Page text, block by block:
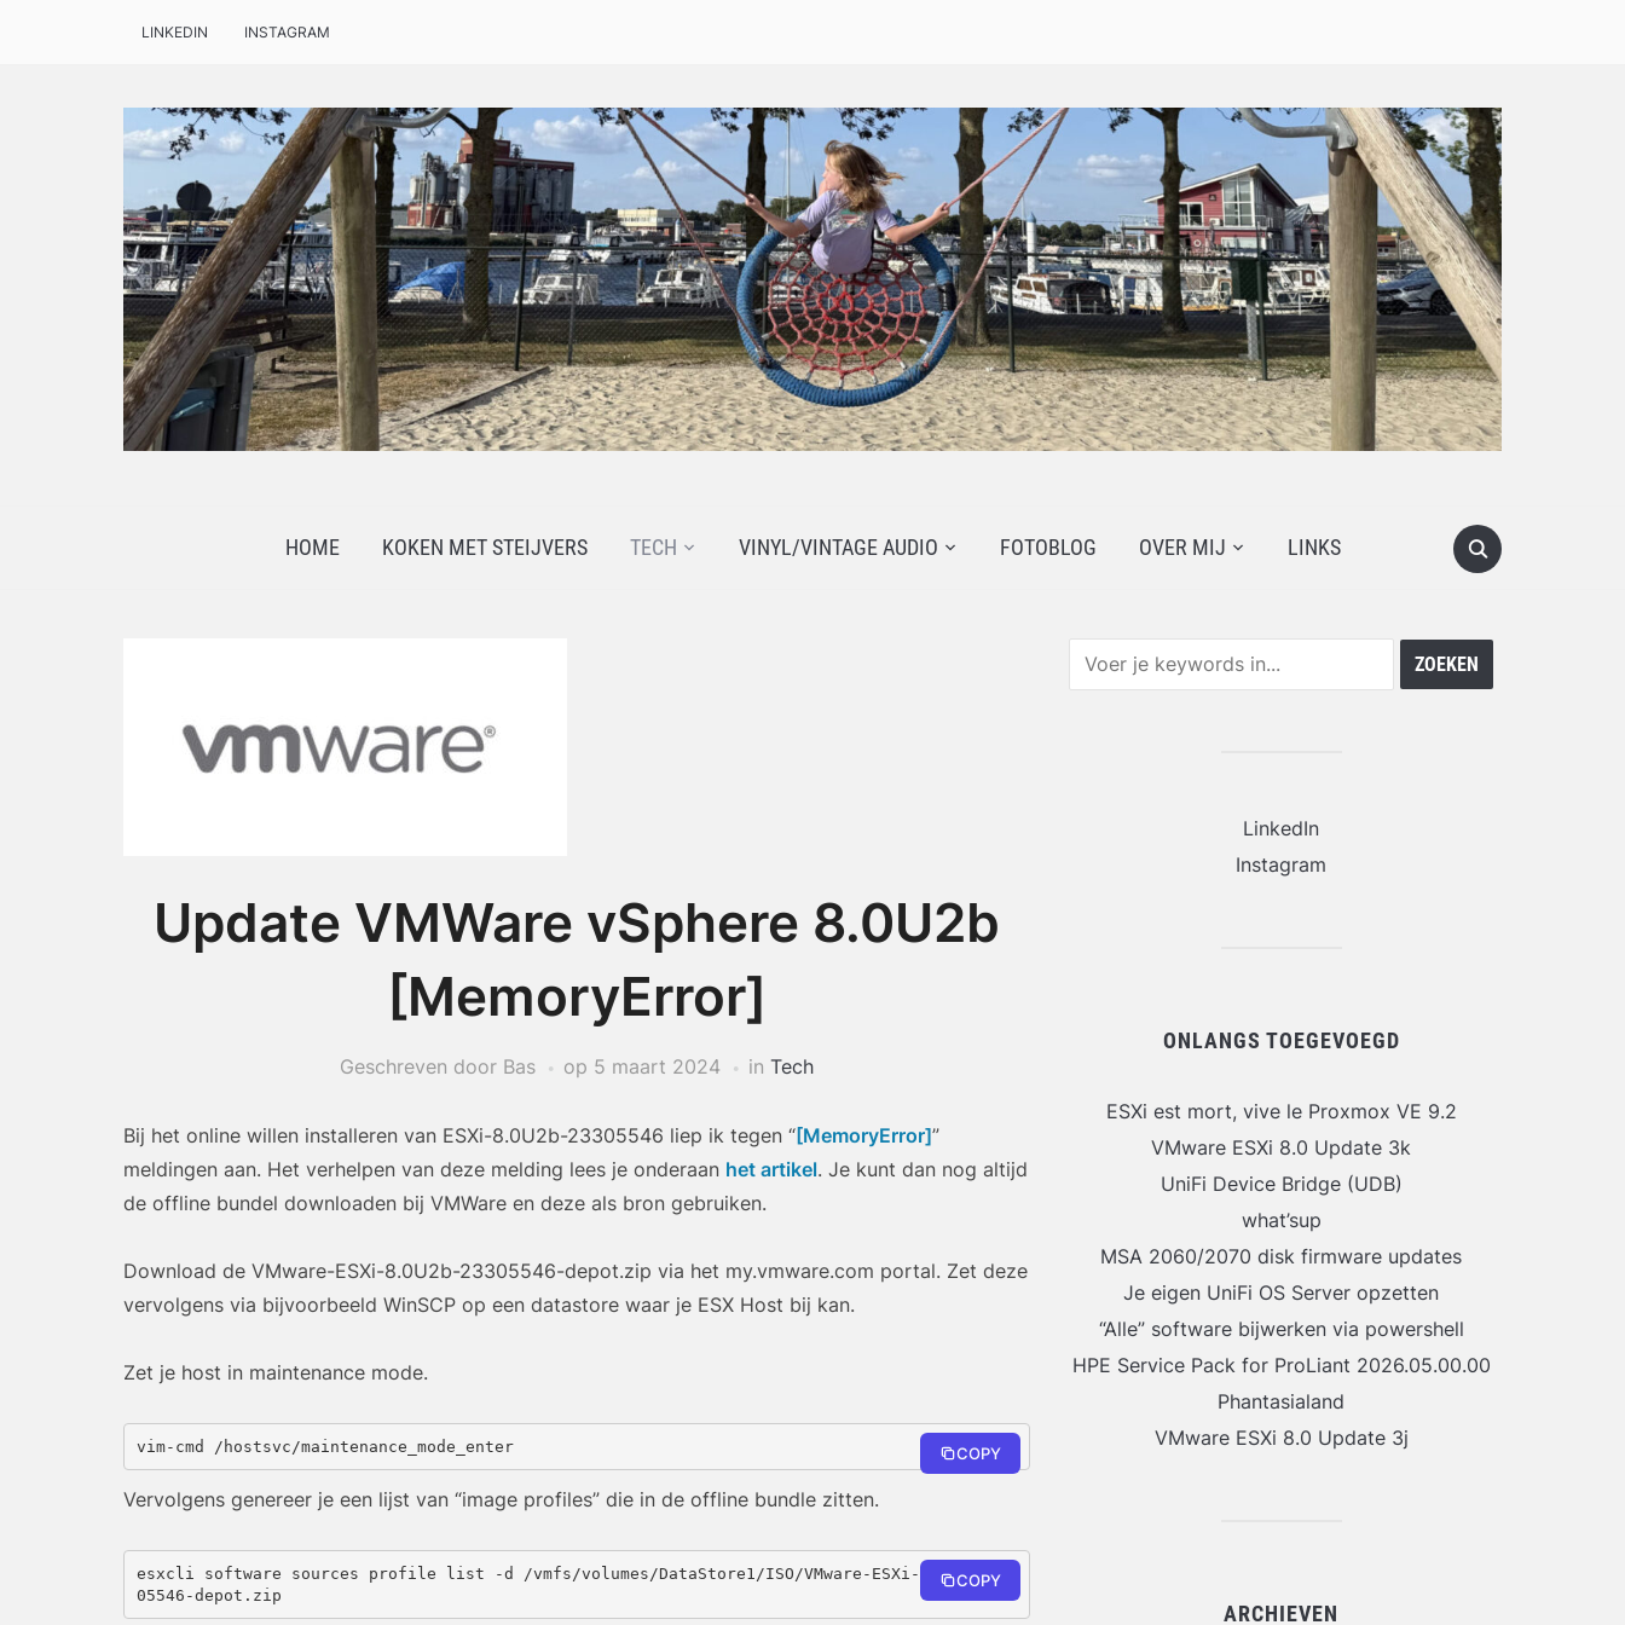
LINKEDIN INSTAGRAM
HOME KOKEN MET STEIJVERS TECH VINYL/VINTAGE AUDIO FOTOBLOG OVER MIJ LINKS
Update VMWare vSphere 8.0U2b
[MemoryError]
Geschreven door Bas op 5 maart 2024 in Tech
Bij het online willen installeren van ESXi-8.0U2b-23305546 liep ik tegen “[MemoryError]”
meldingen aan. Het verhelpen van deze melding lees je onderaan het artikel. Je kunt dan nog altijd
de offline bundel downloaden bij VMWare en deze als bron gebruiken.
Download de VMware-ESXi-8.0U2b-23305546-depot.zip via het my.vmware.com portal. Zet deze
vervolgens via bijvoorbeeld WinSCP op een datastore waar je ESX Host bij kan.
Zet je host in maintenance mode.
vim-cmd /hostsvc/maintenance_mode_enter COPY
Vervolgens genereer je een lijst van “image profiles” die in de offline bundle zitten.
esxcli software sources profile list -d /vmfs/volumes/DataStore1/ISO/VMware-ESXi-8.0U2b-233
05546-depot.zip
COPY
LinkedIn
Instagram
ONLANGS TOEGEVOEGD
ESXi est mort, vive le Proxmox VE 9.2
VMware ESXi 8.0 Update 3k
UniFi Device Bridge (UDB)
what’sup
MSA 2060/2070 disk firmware updates
Je eigen UniFi OS Server opzetten
“Alle” software bijwerken via powershell
HPE Service Pack for ProLiant 2026.05.00.00
Phantasialand
VMware ESXi 8.0 Update 3j
ARCHIEVEN